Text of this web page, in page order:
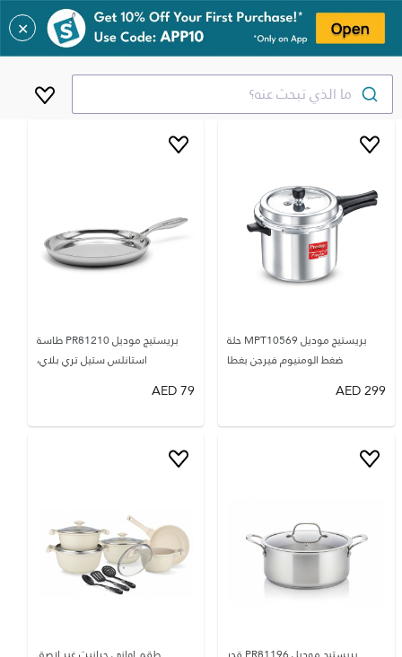
✕
ما الذي تبحث عنه؟
بريستيج موديل MPT10569 حلة
ضغط الومنيوم فيرجن بغطا
299
AED
بريستيج موديل PR81210 طاسة
استانلس ستيل تري بلاي،
79
AED